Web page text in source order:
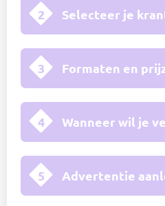
2 Selecteer je
3 Formaten en
4 Wanneer wil je
5 Advertentie